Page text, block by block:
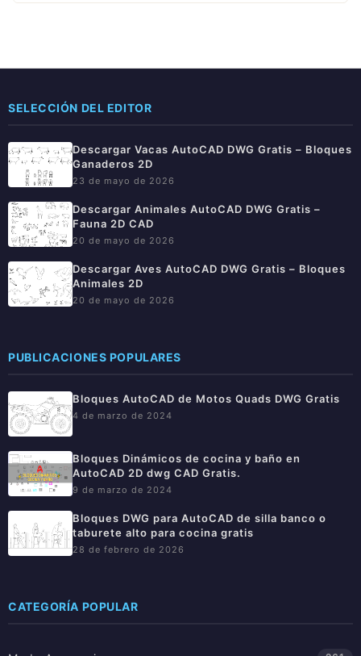
SELECCIÓN DEL EDITOR
Descargar Vacas AutoCAD DWG Gratis – Bloques
Ganaderos 2D
23 de mayo de 2026
Descargar Animales AutoCAD DWG Gratis –
Fauna 2D CAD
20 de mayo de 2026
Descargar Aves AutoCAD DWG Gratis – Bloques
Animales 2D
20 de mayo de 2026
PUBLICACIONES POPULARES
Bloques AutoCAD de Motos Quads DWG Gratis
4 de marzo de 2024
Bloques Dinámicos de cocina y baño en
AutoCAD 2D dwg CAD Gratis.
9 de marzo de 2024
Bloques DWG para AutoCAD de silla banco o
taburete alto para cocina gratis
28 de febrero de 2026
CATEGORÍA POPULAR